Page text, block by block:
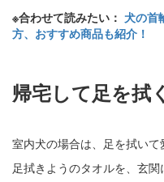
※合わせて読みたい： 犬の首
方、おすすめ商品も紹介！
帰宅して足を拭
室内犬の場合は、足を拭いて
足拭きようのタオルを、玄関